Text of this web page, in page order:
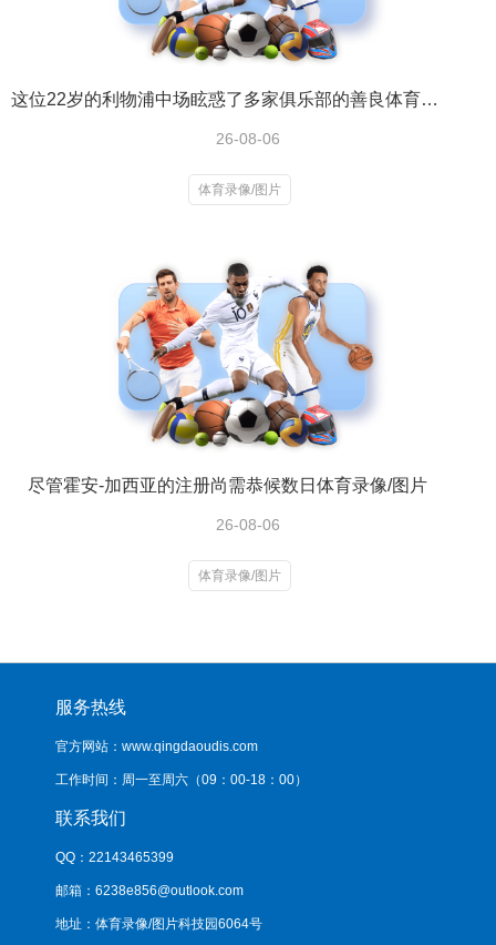
这位22岁的利物浦中场眩惑了多家俱乐部的善良体育录像/图片
26-08-06
体育录像/图片
尽管霍安-加西亚的注册尚需恭候数日体育录像/图片
26-08-06
体育录像/图片
服务热线
官方网站：www.qingdaoudis.com
工作时间：周一至周六（09：00-18：00）
联系我们
QQ：22143465399
邮箱：6238e856@outlook.com
地址：体育录像/图片科技园6064号